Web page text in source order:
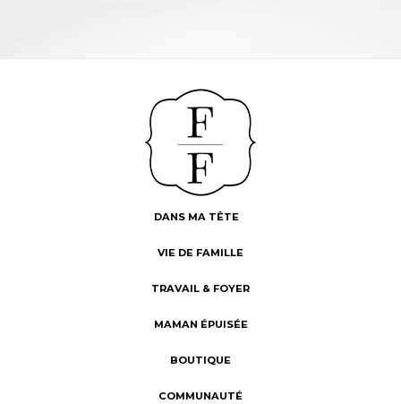
DANS MA TÊTE
VIE DE FAMILLE
TRAVAIL & FOYER
MAMAN ÉPUISÉE
BOUTIQUE
COMMUNAUTÉ